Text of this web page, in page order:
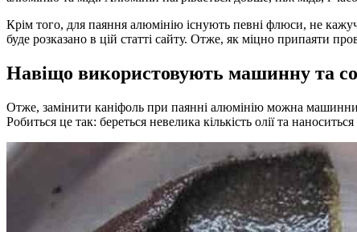
Крім того, для паяння алюмінію існують певні флюси, не
буде розказано в цій статті сайту. Отже, як міцно припаяти
Навіщо використовують машинну та
Отже, замінити каніфоль при паянні алюмінію можна
Робиться це так: береться невелика кількість олії та